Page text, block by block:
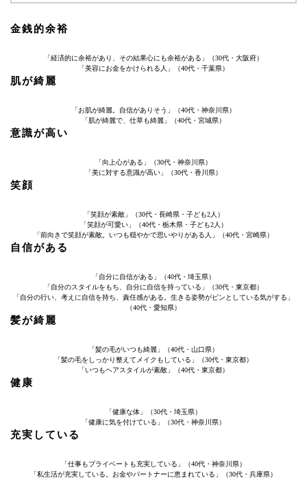
金銭的余裕
「経済的に余裕があり、その結果心にも余裕がある」（30代・大阪府）
「美容にお金をかけられる人」（40代・千葉県）
肌が綺麗
「お肌が綺麗。自信がありそう」（40代・神奈川県）
「肌が綺麗で、仕草も綺麗」（40代・宮城県）
意識が高い
「向上心がある」（30代・神奈川県）
「美に対する意識が高い」（30代・香川県）
笑顔
「笑顔が素敵」（30代・長崎県・子ども2人）
「笑顔が可愛い」（40代・栃木県・子ども2人）
「前向きで笑顔が素敵。いつも穏やかで思いやりがある人」（40代・宮崎県）
自信がある
「自分に自信がある」（40代・埼玉県）
「自分のスタイルをもち、自分に自信を持っている」（30代・東京都）
「自分の行い、考えに自信を持ち、責任感がある。生きる姿勢がピンとしている気がする」
（40代・愛知県）
髪が綺麗
「髪の毛がいつも綺麗」（40代・山口県）
「髪の毛をしっかり整えてメイクもしている」（30代・東京都）
「いつもヘアスタイルが素敵」（40代・東京都）
健康
「健康な体」（30代・埼玉県）
「健康に気を付けている」（30代・神奈川県）
充実している
「仕事もプライベートも充実している」（40代・神奈川県）
「私生活が充実している。お金やパートナーに恵まれている」（30代・兵庫県）